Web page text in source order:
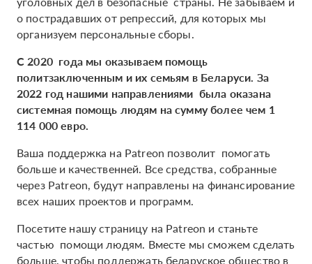
о пострадавших от репрессий, для которых мы
организуем персональные сборы.
С 2020 года мы оказываем помощь
политзаключенным и их семьям в Беларуси. За
2022 год нашими направлениями была оказана
системная помощь людям на сумму более чем 1
114 000 евро.
Ваша поддержка на Patreon позволит помогать
больше и качественней. Все средства, собранные
через Patreon, будут направлены на финансирование
всех наших проектов и программ.
Посетите нашу страницу на Patreon и станьте
частью помощи людям. Вместе мы сможем сделать
больше, чтобы поддержать беларуское общество в